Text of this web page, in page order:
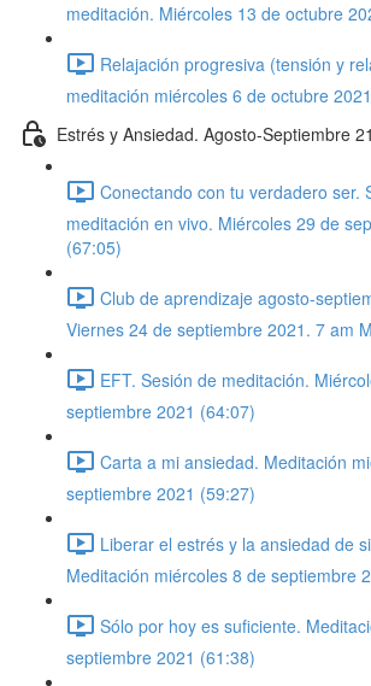
meditación. Miércoles 13 de octubre
Relajación progresiva (tensión y
meditación miércoles 6 de octubre
Estrés y Ansiedad. Agosto-Septiembre 21
Conectando con tu verdadero ser.
meditación en vivo. Miércoles 29 de
(67:05)
Club de aprendizaje agosto-
Viernes 24 de septiembre 2021. 7 am
EFT. Sesión de meditación.
septiembre 2021 (64:07)
Carta a mi ansiedad. Meditación
septiembre 2021 (59:27)
Liberar el estrés y la ansiedad de
Meditación miércoles 8 de septiembre
Sólo por hoy es suficiente.
septiembre 2021 (61:38)